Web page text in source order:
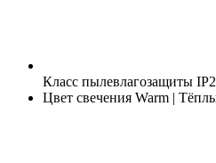
Класс пылевлагозащиты
Цвет свечения Warm |